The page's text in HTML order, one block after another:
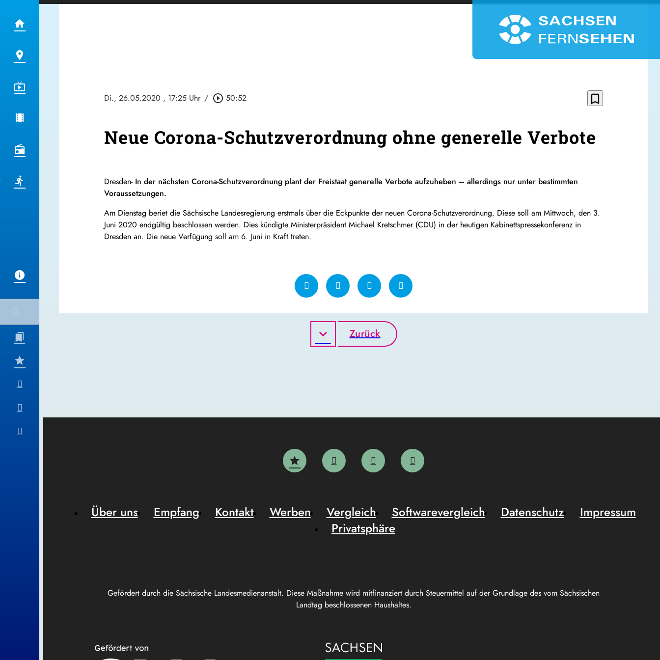
Di., 26.05.2020 , 17:25 Uhr / play_circle_outline 50:52 bookmark_border
Neue Corona-Schutzverordnung ohne generelle Verbote
Dresden- In der nächsten Corona-Schutzverordnung plant der Freistaat generelle Verbote aufzuheben – allerdings nur unter bestimmten
Voraussetzungen.
Am Dienstag beriet die Sächsische Landesregierung erstmals über die Eckpunkte der neuen Corona-Schutzverordnung. Diese soll am Mittwoch, den 3.
Juni 2020 endgültig beschlossen werden. Dies kündigte Ministerpräsident Michael Kretschmer (CDU) in der heutigen Kabinettspressekonferenz in
Dresden an. Die neue Verfügung soll am 6. Juni in Kraft treten.
Zurück
Gefördert durch die Sächsische Landesmedienanstalt. Diese Maßnahme wird mitfinanziert durch Steuermittel auf der Grundlage des vom Sächsischen
Landtag beschlossenen Haushaltes.
Über uns Empfang Kontakt Werben Vergleich Softwarevergleich Datenschutz
Impressum
Privatsphäre